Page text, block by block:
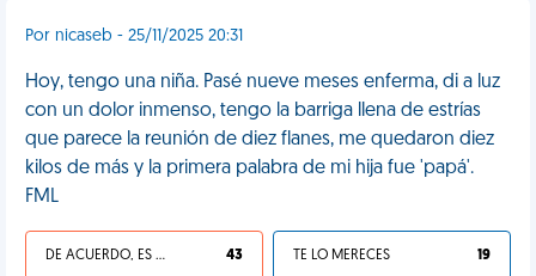
Por nicaseb - 25/11/2025 20:31
Hoy, tengo una niña. Pasé nueve meses enferma, di a luz
con un dolor inmenso, tengo la barriga llena de estrías
que parece la reunión de diez flanes, me quedaron diez
kilos de más y la primera palabra de mi hija fue 'papá'.
FML
DE ACUERDO, ES UNA VIDA HP 43 TE LO MERECES 19